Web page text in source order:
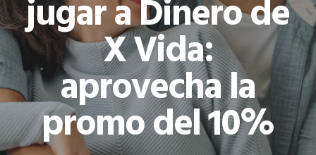
jugar a Dinero de
X Vida:
aprovecha la
promo del 10%